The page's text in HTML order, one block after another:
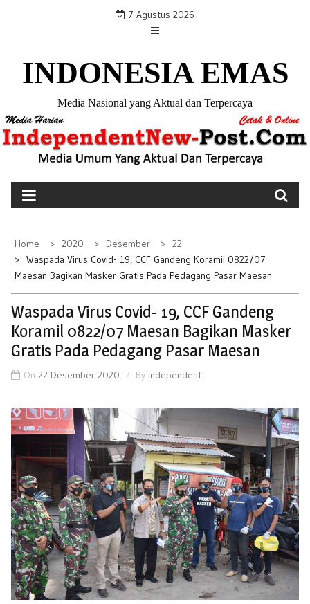
i
o
7 Agustus 2026
INDONESIA EMAS
Media Nasional yang Aktual dan Terpercaya
Home 2020 Desember
22
Waspada Virus Covid- 19, CCF Gandeng Koramil 0822/07
Maesan Bagikan Masker Gratis Pada Pedagang Pasar Maesan
Waspada Virus Covid- 19, CCF Gandeng
Koramil 0822/07 Maesan Bagikan Masker
Gratis Pada Pedagang Pasar Maesan
On 22 Desember 2020 By independent